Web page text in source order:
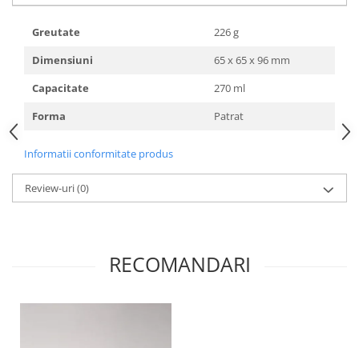
Greutate
226 g
Dimensiuni
65 x 65 x 96 mm
Capacitate
270 ml
Forma
Patrat
Informatii conformitate produs
Review-uri(0)
RECOMANDARI